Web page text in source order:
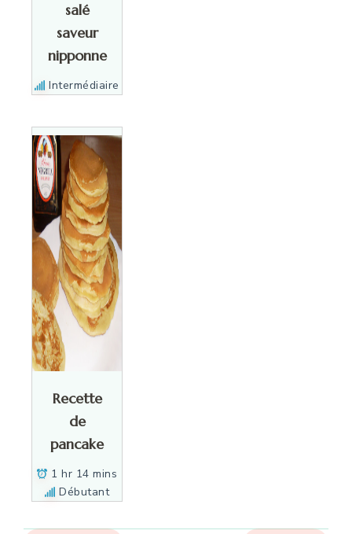
salé
saveur
nipponne
Intermédiaire
Recette
de
pancake
1 hr 14 mins
Débutant